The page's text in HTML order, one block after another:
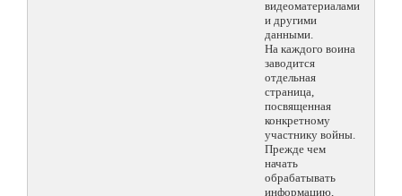
видеоматериалами
и другими
данными.
На каждого воина
заводится
отдельная
страница,
посвященная
конкретному
участнику войны.
Прежде чем
начать
обрабатывать
информацию,